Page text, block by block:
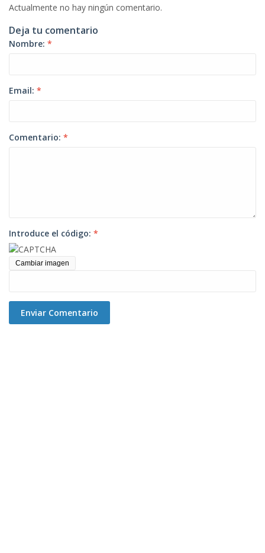
Actualmente no hay ningún comentario.
Deja tu comentario
Nombre: *
Email: *
Comentario: *
Introduce el código: *
Cambiar imagen
Enviar Comentario